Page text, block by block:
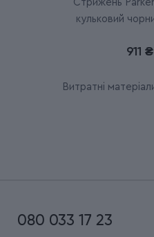
Стрижень
кульковий
911 ₴
Витратні
080 033 17 23